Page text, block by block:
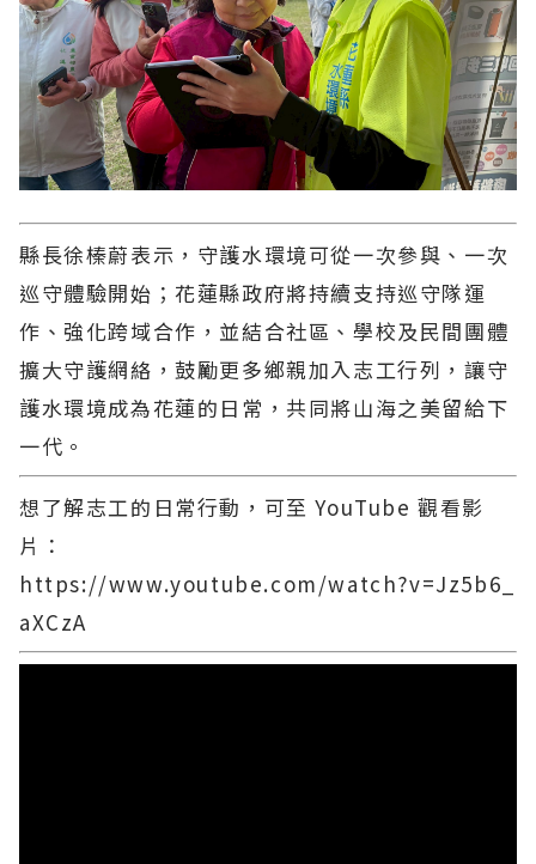
縣長徐榛蔚表示，守護水環境可從一次參與、一次
巡守體驗開始；花蓮縣政府將持續支持巡守隊運
作、強化跨域合作，並結合社區、學校及民間團體
擴大守護網絡，鼓勵更多鄉親加入志工行列，讓守
護水環境成為花蓮的日常，共同將山海之美留給下
一代。
想了解志工的日常行動，可至 YouTube 觀看影
片：
https://www.youtube.com/watch?v=Jz5b6_
aXCzA